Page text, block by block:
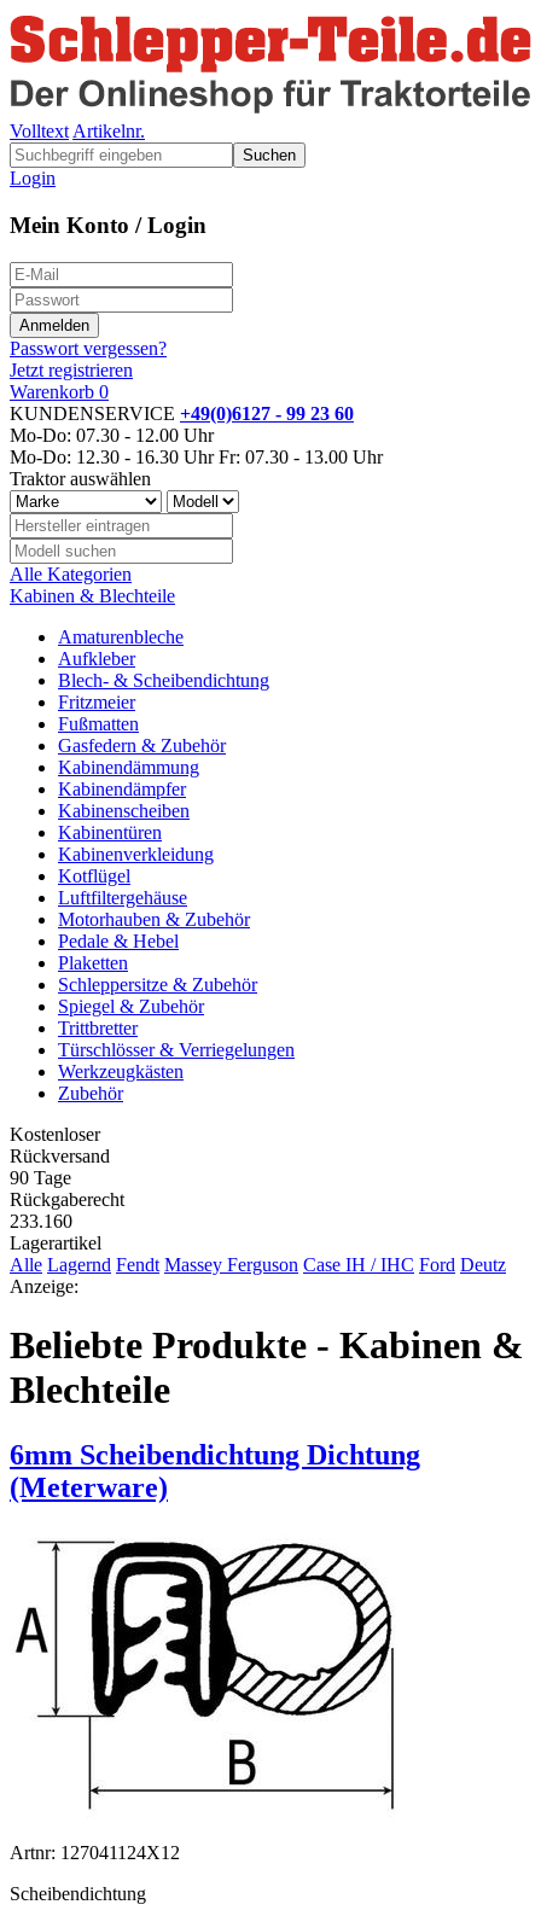
Volltext Artikelnr.
Suchen
Login
Mein Konto / Login
Passwort vergessen?
Jetzt registrieren
Warenkorb 0
KUNDENSERVICE +49(0)6127 - 99 23 60
Mo-Do: 07.30 - 12.00 Uhr
Mo-Do: 12.30 - 16.30 Uhr Fr: 07.30 - 13.00 Uhr
Traktor auswählen
Alle Kategorien
Kabinen & Blechteile
Amaturenbleche
Aufkleber
Blech- & Scheibendichtung
Fritzmeier
Fußmatten
Gasfedern & Zubehör
Kabinendämmung
Kabinendämpfer
Kabinenscheiben
Kabinentüren
Kabinenverkleidung
Kotflügel
Luftfiltergehäuse
Motorhauben & Zubehör
Pedale & Hebel
Plaketten
Schleppersitze & Zubehör
Spiegel & Zubehör
Trittbretter
Türschlösser & Verriegelungen
Werkzeugkästen
Zubehör
Kostenloser
Rückversand
90 Tage
Rückgaberecht
233.160
Lagerartikel
Alle Lagernd Fendt Massey Ferguson Case IH / IHC Ford Deutz
Anzeige:
Beliebte Produkte - Kabinen &
Blechteile
6mm Scheibendichtung Dichtung
(Meterware)
Artnr: 127041124X12
Scheibendichtung